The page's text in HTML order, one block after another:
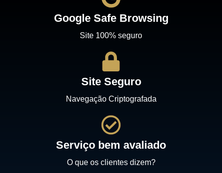
Google Safe Browsing
Site 100% seguro
Site Seguro
Navegação Criptografada
Serviço bem avaliado
O que os clientes dizem?